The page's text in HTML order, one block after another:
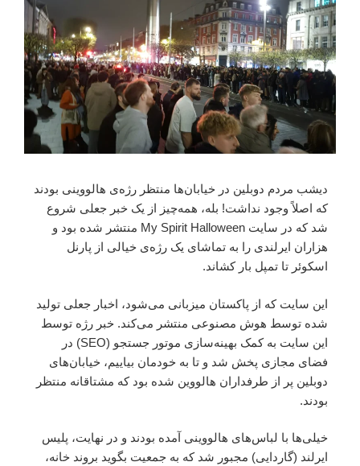
دیشب مردم دوبلین در خیابان‌ها منتظر رژه‌ی هالووینی بودند
که اصلاً وجود نداشت! بله، همه‌چیز از یک خبر جعلی شروع
شد که در سایت My Spirit Halloween منتشر شده بود و
هزاران ایرلندی را به تماشای یک رژه‌ی خیالی از پارنل
اسکوئر تا تمپل بار کشاند.
این سایت که از پاکستان میزبانی می‌شود، اخبار جعلی تولید
شده توسط هوش مصنوعی منتشر می‌کند. خبر رژه توسط
این سایت به کمک بهینه‌سازی موتور جستجو (SEO) در
فضای مجازی پخش شد و تا به خودمان بیاییم، خیابان‌های
دوبلین پر از طرفداران هالووین شده بود که مشتاقانه منتظر
بودند.
خیلی‌ها با لباس‌های هالووینی آمده بودند و در نهایت، پلیس
ایرلند (گاردایی) مجبور شد که به جمعیت بگوید بروند خانه،